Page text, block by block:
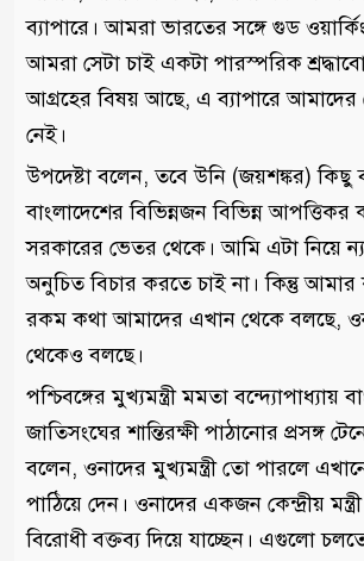
ব্যাপারে। আমরা ভারতের সঙ্গে গুড
আমরা সেটা চাই একটা পারস্পরিক
আগ্রহের বিষয় আছে, এ ব্যাপারে
নেই।
উপদেষ্টা বলেন, তবে উনি (জয়শঙ্কর) কিছু
বাংলাদেশের বিভিন্নজন বিভিন্ন
সরকারের ভেতর থেকে। আমি এটা নিয়ে
অনুচিত বিচার করতে চাই না। কিন্তু
রকম কথা আমাদের এখান থেকে বলছে,
থেকেও বলছে।
পশ্চিবঙ্গের মুখ্যমন্ত্রী মমতা বন্দ্যোপাধ্যায়
জাতিসংঘের শান্তিরক্ষী পাঠানোর প্রসঙ্গ
বলেন, ওনাদের মুখ্যমন্ত্রী তো পারলে
পাঠিয়ে দেন। ওনাদের একজন কেন্দ্রীয়
বিরোধী বক্তব্য দিয়ে যাচ্ছেন। এগুলো